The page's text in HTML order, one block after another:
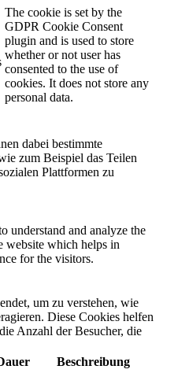
The cookie is set by the
GDPR Cookie Consent
plugin and is used to store
whether or not user has
consented to the use of
cookies. It does not store any
personal data.
dabei bestimmte
zum Beispiel das Teilen
Plattformen zu
understand and analyze the
website which helps in
for the visitors.
um zu verstehen, wie
Diese Cookies helfen
Anzahl der Besucher, die
Beschreibung